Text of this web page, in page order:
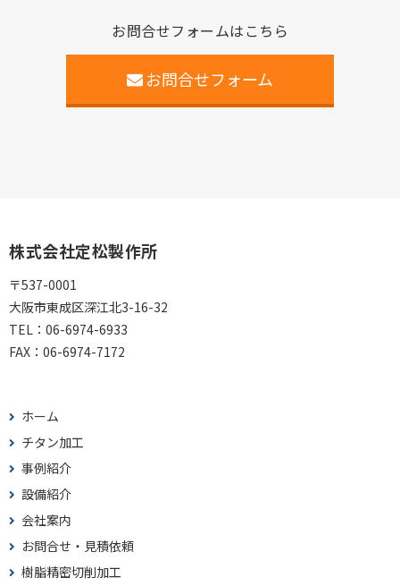
お問合せフォームはこちら
お問合せフォーム
株式会社定松製作所
〒537-0001
大阪市東成区深江北3-16-32
TEL： 06-6974-6933
FAX： 06-6974-7172
ホーム
チタン加工
事例紹介
設備紹介
会社案内
お問合せ・見積依頼
樹脂精密切削加工